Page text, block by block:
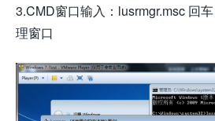
3.CMD窗口输入：lusrmgr.msc 回
理窗口